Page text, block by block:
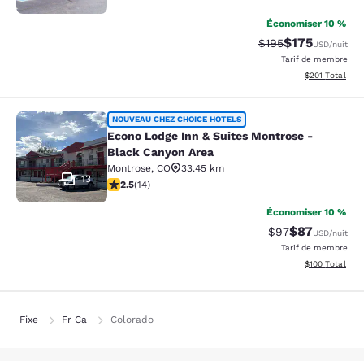
Économiser 10 %
Tarif barré :
$195Tarif réduit :
$175USD/nuit
Tarif de membre
Afficher les
$201 Total
Econo Lodge Inn & Suites
13
NOUVEAU CHEZ CHOICE HOTELS
Econo Lodge Inn & Suites Montrose -
Black Canyon Area
Montrose, CO
33.45 km
2.5 étoiles. Moyen. 14 commentaires
2.5(14)
Économiser 10 %
Tarif barré :
$97Tarif réduit :
$87USD/nuit
Tarif de membre
Afficher les
$100 Total
Fixe Fr Ca Colorado